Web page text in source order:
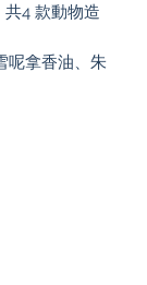
共4 款動物造
呢拿香油、朱